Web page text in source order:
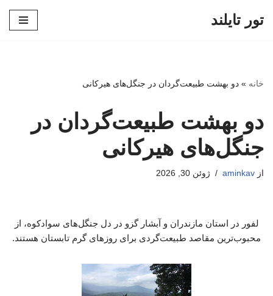
تور تایلند
خانه » دو بهشت طبیعت‌گردان در جنگل‌های هیرکانی
دو بهشت طبیعت‌گردان در
جنگل‌های هیرکانی
از aminkav ژوئن 30, 2026
لفور در استان مازندران و آبشار گزو در دل جنگل‌های سوادکوه، از
محبوب‌ترین مقاصد طبیعت‌گردی برای روزهای گرم تابستان هستند.